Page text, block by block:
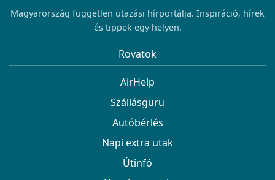
Magyarország független utazási hírportálja. Inspiráció, hírek
és tippek egy helyen.
Rovatok
AirHelp
Szállásguru
Autóbérlés
Napi extra utak
Útinfó